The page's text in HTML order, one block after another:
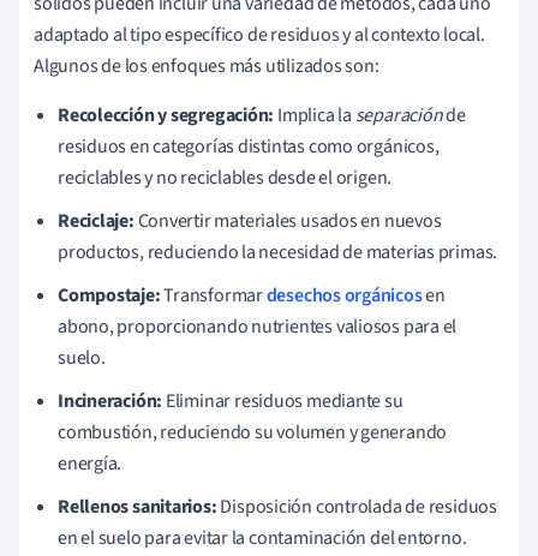
adaptado al tipo específico de residuos y al contexto local.
Algunos de los enfoques más utilizados son:
Recolección y segregación: Implica la separaciónde
residuos en categorías distintas como orgánicos,
reciclables y no reciclables desde el origen.
Reciclaje:Convertir materiales usados en nuevos
productos, reduciendo la necesidad de materias primas.
Compostaje:Transformardesechos orgánicosen
abono, proporcionando nutrientes valiosos para el
suelo.
Incineración: Eliminar residuos mediante su
combustión, reduciendo su volumen y generando
energía.
Rellenos sanitarios:Disposición controlada de residuos
en el suelo para evitar la contaminación del entorno.